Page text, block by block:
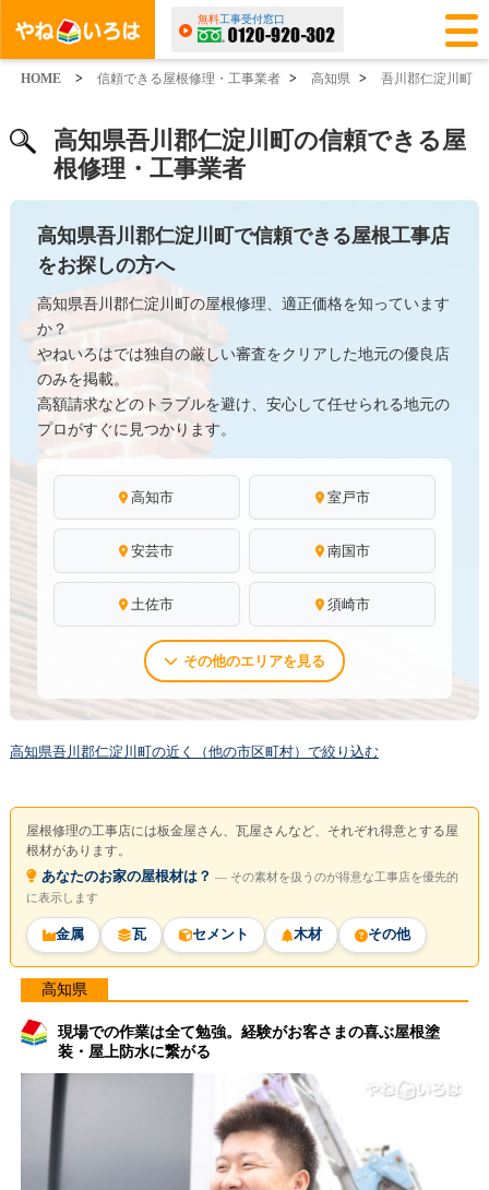
無料工事受付窓口
HOME > 信頼できる屋根修理・工事業者 > 高知県 > 吾川郡仁淀川町
高知県吾川郡仁淀川町の信頼できる屋
根修理・工事業者
高知県吾川郡仁淀川町で信頼できる屋根工事店
をお探しの方へ
高知県吾川郡仁淀川町の屋根修理、適正価格を知っています
か？
やねいろはでは独自の厳しい審査をクリアした地元の優良店
のみを掲載。
高額請求などのトラブルを避け、安心して任せられる地元の
プロがすぐに見つかります。
高知市 室戸市
安芸市 南国市
土佐市 須崎市
その他のエリアを見る
高知県吾川郡仁淀川町の近く（他の市区町村）で絞り込む
屋根修理の工事店には板金屋さん、瓦屋さんなど、それぞれ得意とする屋
根材があります。
あなたのお家の屋根材は？ ― その素材を扱うのが得意な工事店を優先的
に表示します
金属 瓦 セメント 木材 その他
高知県
現場での作業は全て勉強。経験がお客さまの喜ぶ屋根塗
装・屋上防水に繋がる